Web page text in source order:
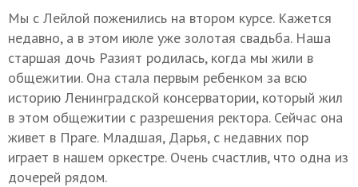
Мы с Лейлой поженились на втором курсе. Кажется
недавно, а в этом июле уже золотая свадьба. Наша
старшая дочь Разият родилась, когда мы жили в
общежитии. Она стала первым ребенком за всю
историю Ленинградской консерватории, который жил
в этом общежитии с разрешения ректора. Сейчас она
живет в Праге. Младшая, Дарья, с недавних пор
играет в нашем оркестре. Очень счастлив, что одна из
дочерей рядом.